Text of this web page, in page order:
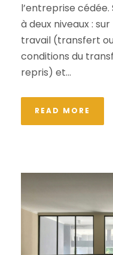
l’entreprise
à deux niveaux :
travail (transfert
conditions du
repris) et...
READ MORE